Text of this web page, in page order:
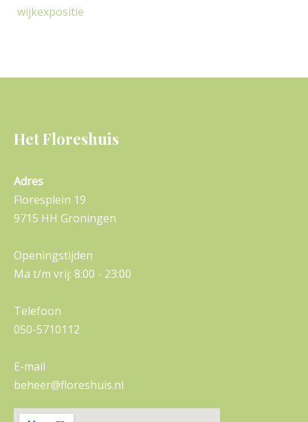
wijkexpositie
Het Floreshuis
Adres
Floresplein 19
9715 HH Groningen
Openingstijden
Ma t/m vrij: 8:00 - 23:00
Telefoon
050-5710112
E-mail
beheer@floreshuis.nl